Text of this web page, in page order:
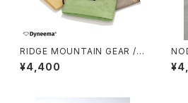
RIDGE MOUNTAIN GEAR /
TRAVEL POUCH PLUS（DCF
HYBRID）
¥4,400